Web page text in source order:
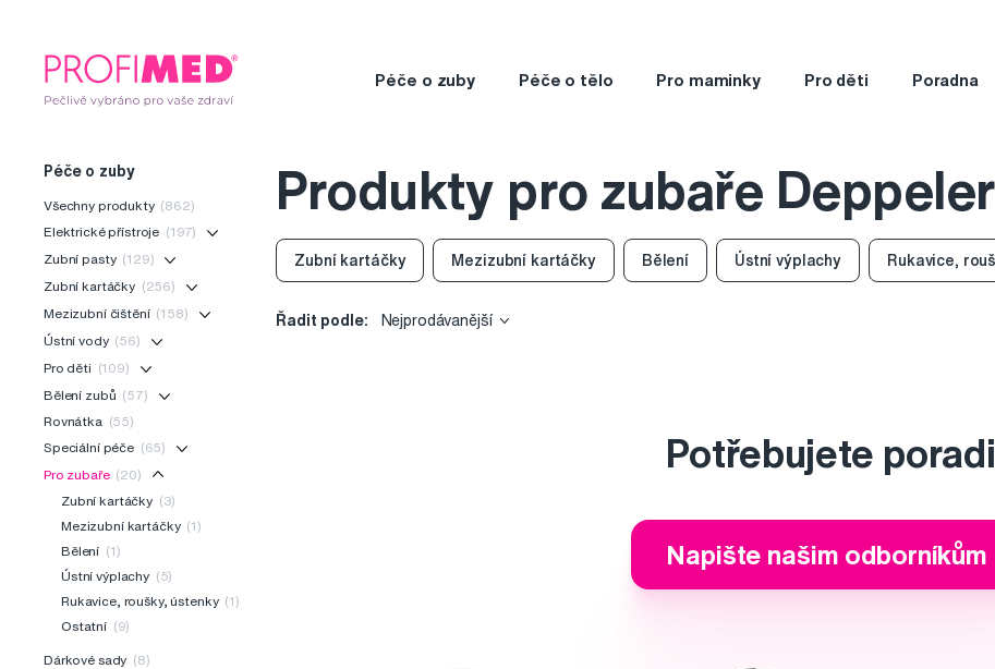
Péče o zuby Péče o tělo Pro maminky Pro děti Poradna
Péče o zuby
Všechny produkty (862)
Elektrické přístroje (197)
Zubní pasty (129)
Zubní kartáčky (256)
Mezizubní čištění (158)
Ústní vody (56)
Pro děti
(109)
Bělení zubů (57)
Rovnátka
(55)
Speciální péče (65)
Pro zubaře (20)
Zubní kartáčky (3)
Mezizubní kartáčky (1)
Bělení (1)
Ústní výplachy (5)
Rukavice, roušky, ústenky (1)
Ostatní (9)
Dárkové sady (8)
Produkty pro zubaře Deppeler
Zubní kartáčky Mezizubní kartáčky Bělení Ústní výplachy Rukavice,
Řadit podle: Nejprodávanější
Potřebujete
Napište našim odborníkům